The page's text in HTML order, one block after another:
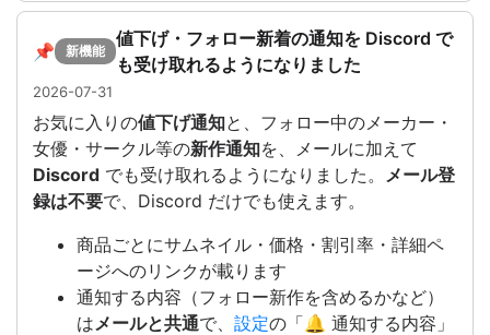
📌 新機能
値下げ・フォロー新着の通知を Discord で
も受け取れるようになりました
2026-07-31
お気に入りの値下げ通知と、フォロー中のメーカー・
女優・サークル等の新作通知を、メールに加えて
Discord でも受け取れるようになりました。 メール登
録は不要で、Discord だけでも使えます。
商品ごとにサムネイル・価格・割引率・詳細ペ
ージへのリンクが載ります
通知する内容（フォロー新作を含めるかなど）
はメールと共通で、 設定の「🔔 通知する内容」